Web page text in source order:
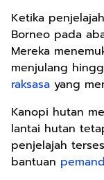
Ketika
Borneo pada
Mereka
menjulang
raksasa yang
Kanopi hutan
lantai hutan
penjelajah
bantuan